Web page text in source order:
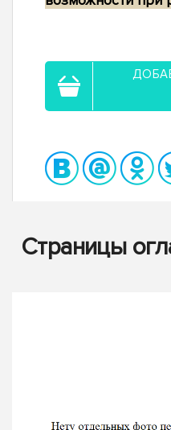
Страницы